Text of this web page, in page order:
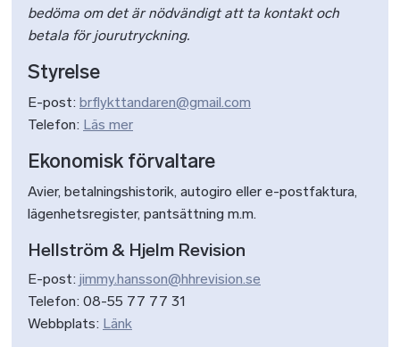
bedöma om det är nödvändigt att ta kontakt och
betala för jourutryckning.
Styrelse
E-post: brflykttandaren@gmail.com
Telefon: Läs mer
Ekonomisk förvaltare
Avier, betalningshistorik, autogiro eller e-postfaktura,
lägenhetsregister, pantsättning m.m.
Hellström & Hjelm Revision
E-post: jimmy.hansson@hhrevision.se
Telefon: 08-55 77 77 31
Webbplats: Länk